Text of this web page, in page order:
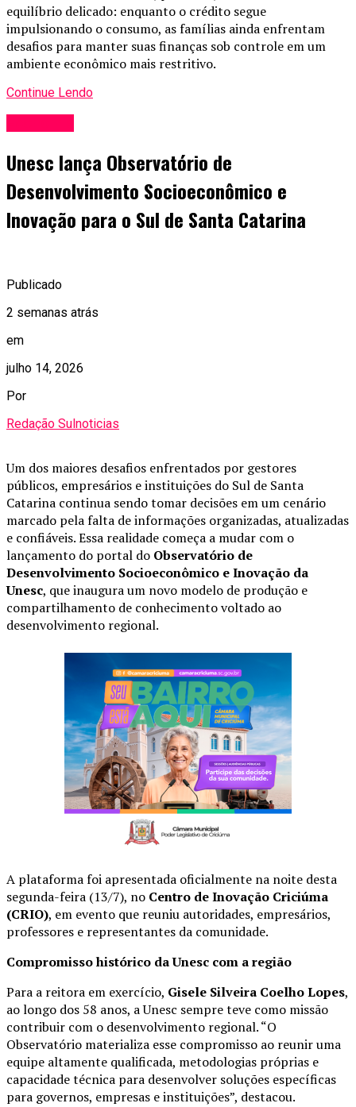
equilíbrio delicado: enquanto o crédito segue
impulsionando o consumo, as famílias ainda enfrentam
desafios para manter suas finanças sob controle em um
ambiente econômico mais restritivo.
Continue Lendo
Unesc lança Observatório de
Desenvolvimento Socioeconômico e
Inovação para o Sul de Santa Catarina
Publicado
2 semanas atrás
em
julho 14, 2026
Por
Redação Sulnoticias
Um dos maiores desafios enfrentados por gestores
públicos, empresários e instituições do Sul de Santa
Catarina continua sendo tomar decisões em um cenário
marcado pela falta de informações organizadas, atualizadas
e confiáveis. Essa realidade começa a mudar com o
lançamento do portal do Observatório de
Desenvolvimento Socioeconômico e Inovação da
Unesc, que inaugura um novo modelo de produção e
compartilhamento de conhecimento voltado ao
desenvolvimento regional.
A plataforma foi apresentada oficialmente na noite desta
segunda-feira (13/7), no Centro de Inovação Criciúma
(CRIO), em evento que reuniu autoridades, empresários,
professores e representantes da comunidade.
Compromisso histórico da Unesc com a região
Para a reitora em exercício, Gisele Silveira Coelho Lopes,
ao longo dos 58 anos, a Unesc sempre teve como missão
contribuir com o desenvolvimento regional. “O
Observatório materializa esse compromisso ao reunir uma
equipe altamente qualificada, metodologias próprias e
capacidade técnica para desenvolver soluções específicas
para governos, empresas e instituições”, destacou.